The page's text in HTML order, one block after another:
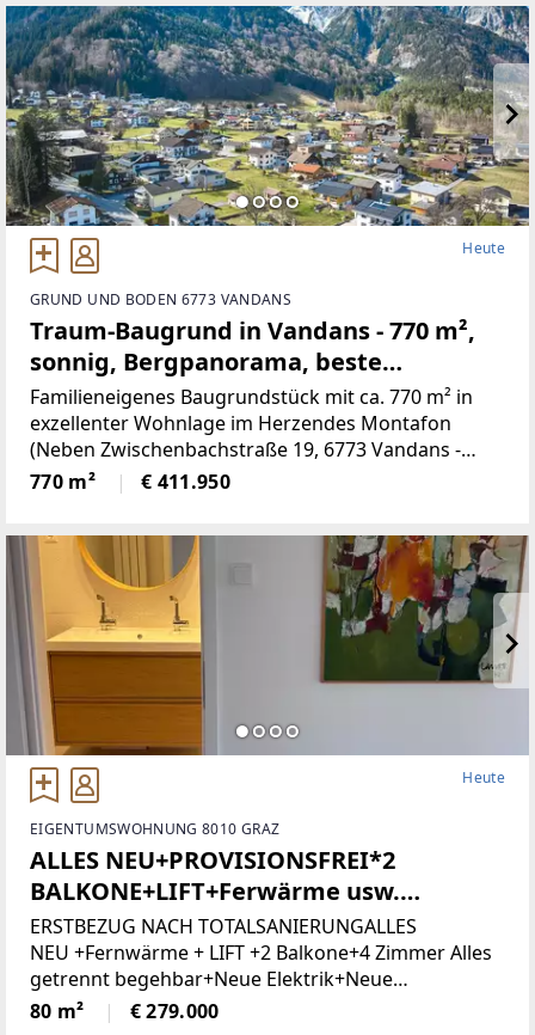
Heute
GRUND UND BODEN 6773 VANDANS
Traum-Baugrund in Vandans - 770 m²,
sonnig, Bergpanorama, beste
Infrastruktur! (Provisionsfrei)
Familieneigenes Baugrundstück mit ca. 770 m² in
exzellenter Wohnlage im Herzendes Montafon
(Neben Zwischenbachstraße 19, 6773 Vandans -
Grundstücksnummer129/2)Das Grundstück liegt in
Zone 5 - Wohngebiet und bietet
770 m² € 411.950
Heute
EIGENTUMSWOHNUNG 8010 GRAZ
ALLES NEU+PROVISIONSFREI*2
BALKONE+LIFT+Ferwärme usw.
(Provisionsfrei)
ERSTBEZUG NACH TOTALSANIERUNGALLES
NEU +Fernwärme + LIFT +2 Balkone+4 Zimmer Alles
getrennt begehbar+Neue Elektrik+Neue
Türen+Neues Bad+Neuer Parkett+Neue
80 m² € 279.000